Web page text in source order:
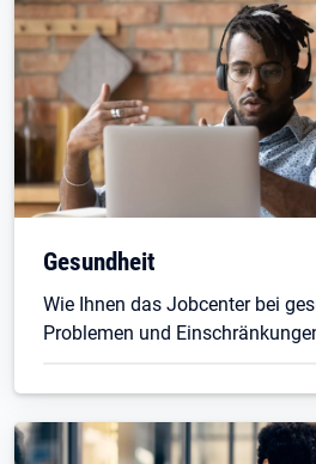
Gesundheit
Wie Ihnen das Jobcenter bei
Problemen und